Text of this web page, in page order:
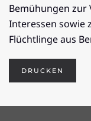
Bemühungen
Interessen sowie
Flüchtlinge aus
DRUCKEN